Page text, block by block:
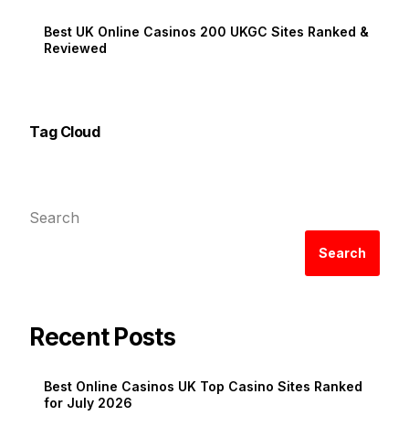
Best UK Online Casinos 200 UKGC Sites Ranked &
Reviewed
Tag Cloud
Search
Search
Recent Posts
Best Online Casinos UK Top Casino Sites Ranked
for July 2026